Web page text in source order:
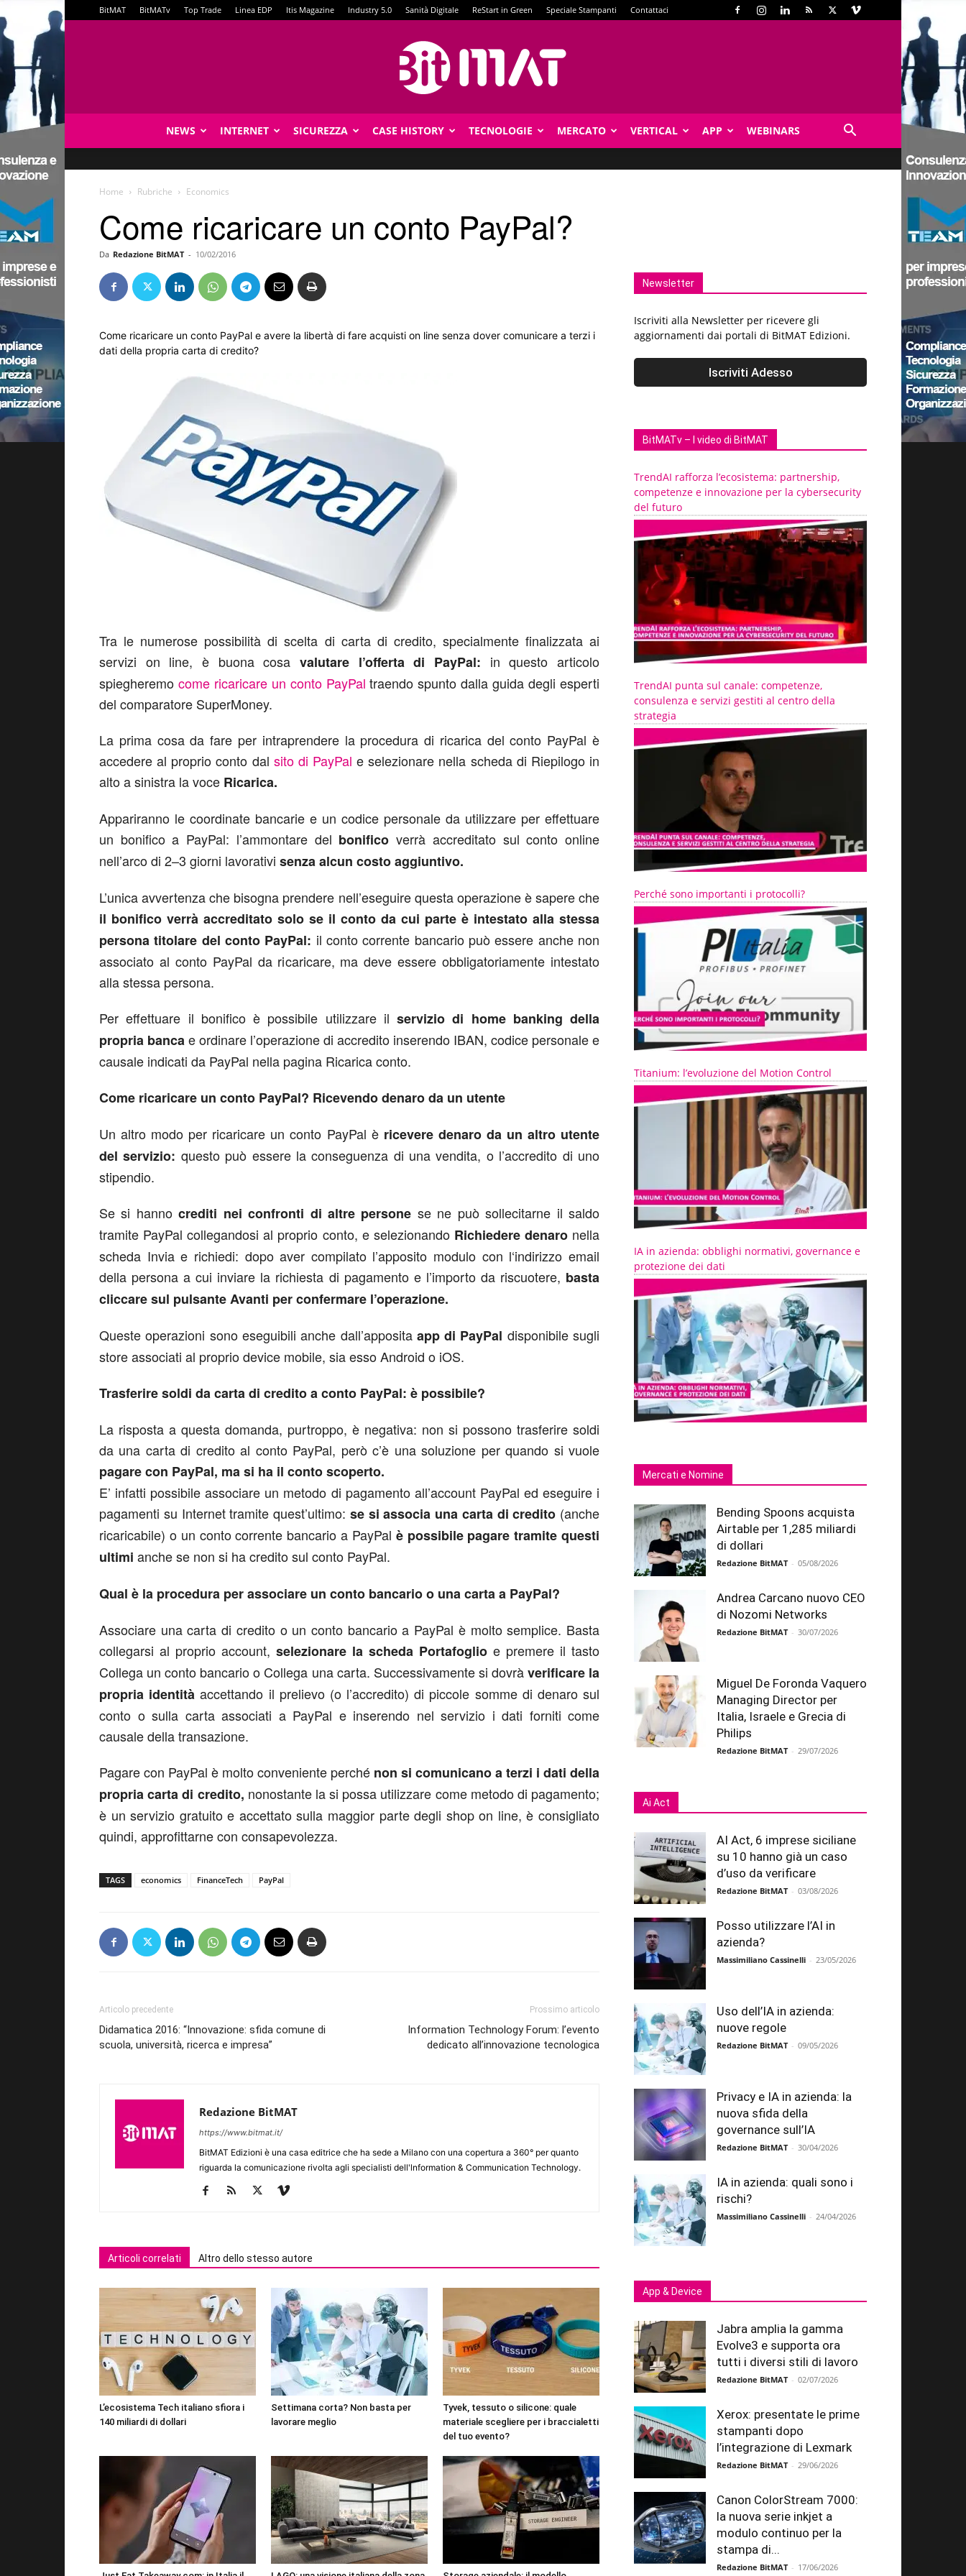
BitMAT BitMATv Top Trade Linea EDP Itis Magazine Industry 5.0 Sanità Digitale ReStart in Green Speciale Stampanti Contattaci
NEWS INTERNET SICUREZZA CASE HISTORY TECNOLOGIE MERCATO VERTICAL APP WEBINARS
Home Rubriche Economics
Come ricaricare un conto PayPal?
Da Redazione BitMAT - 10/02/2016
Come ricaricare un conto PayPal e avere la libertà di fare acquisti on line senza dover comunicare a terzi i
dati della propria carta di credito?
Tra le numerose possibilità di scelta di carta di credito, specialmente finalizzata ai
servizi on line, è buona cosa valutare l’offerta di PayPal: in questo articolo
spiegheremo come ricaricare un conto PayPal traendo spunto dalla guida degli esperti
del comparatore SuperMoney.
La prima cosa da fare per intraprendere la procedura di ricarica del conto PayPal è
accedere al proprio conto dal sito di PayPal e selezionare nella scheda di Riepilogo in
alto a sinistra la voce Ricarica.
Appariranno le coordinate bancarie e un codice personale da utilizzare per effettuare
un bonifico a PayPal: l’ammontare del bonifico verrà accreditato sul conto online
nell’arco di 2–3 giorni lavorativi senza alcun costo aggiuntivo.
L’unica avvertenza che bisogna prendere nell’eseguire questa operazione è sapere che
il bonifico verrà accreditato solo se il conto da cui parte è intestato alla stessa
persona titolare del conto PayPal: il conto corrente bancario può essere anche non
associato al conto PayPal da ricaricare, ma deve essere obbligatoriamente intestato
alla stessa persona.
Per effettuare il bonifico è possibile utilizzare il servizio di home banking della
propria bancae ordinare l’operazione di accredito inserendo IBAN, codice personale e
causale indicati da PayPal nella pagina Ricarica conto.
Come ricaricare un conto PayPal? Ricevendo denaro da un utente
Un altro modo per ricaricare un conto PayPal è ricevere denaro da un altro utente
del servizio: questo può essere la conseguenza di una vendita, o l’accredito di uno
stipendio.
Se si hannocrediti nei confronti di altre persone se ne può sollecitarne il saldo
tramite PayPal collegandosi al proprio conto, e selezionando Richiedere denaro nella
scheda Invia e richiedi: dopo aver compilato l’apposito modulo con l‘indirizzo email
della persona a cui inviare la richiesta di pagamento e l’importo da riscuotere, basta
cliccare sul pulsante Avanti per confermare l’operazione.
Queste operazioni sono eseguibili anche dall’apposita app di PayPal disponibile sugli
store associati al proprio device mobile, sia esso Android o iOS.
Trasferire soldi da carta di credito a conto PayPal: è possibile?
La risposta a questa domanda, purtroppo, è negativa: non si possono trasferire soldi
da una carta di credito al conto PayPal, però c’è una soluzione per quando si vuole
pagare con PayPal, ma si ha il conto scoperto.
E’ infatti possibile associare un metodo di pagamento all’account PayPal ed eseguire i
pagamenti su Internet tramite quest’ultimo: se si associa una carta di credito (anche
ricaricabile) o un conto corrente bancario a PayPal è possibile pagare tramite questi
ultimi anche se non si ha credito sul conto PayPal.
Qual è la procedura per associare un conto bancario o una carta a PayPal?
Associare una carta di credito o un conto bancario a PayPal è molto semplice. Basta
collegarsi al proprio account, selezionare la scheda Portafoglio e premere il tasto
Collega un conto bancario o Collega una carta. Successivamente si dovràverificare la
propria identitàaccettando il prelievo (o l’accredito) di piccole somme di denaro sul
conto o sulla carta associati a PayPal e inserendo nel servizio i dati forniti come
causale della transazione.
Pagare con PayPal è molto conveniente perché non si comunicano a terzi i dati della
propria carta di credito, nonostante la si possa utilizzare come metodo di pagamento;
è un servizio gratuito e accettato sulla maggior parte degli shop on line, è consigliato
quindi, approfittarne con consapevolezza.
TAGS economics FinanceTech PayPal
Articolo precedente
Didamatica 2016: “Innovazione: sfida comune di
scuola, università, ricerca e impresa”
Prossimo articolo
Information Technology Forum: l’evento
dedicato all’innovazione tecnologica
Redazione BitMAT
https://www.bitmat.it/
BitMAT Edizioni è una casa editrice che ha sede a Milano con una copertura a 360° per quanto
riguarda la comunicazione rivolta agli specialisti dell'lnformation & Communication Technology.
Articoli correlati Altro dello stesso autore
L’ecosistema Tech italiano sfiora i
140 miliardi di dollari
Settimana corta? Non basta per
lavorare meglio
Tyvek, tessuto o silicone: quale
materiale scegliere per i braccialetti
del tuo evento?
Newsletter
Iscriviti alla Newsletter per ricevere gli
aggiornamenti dai portali di BitMAT Edizioni.
BitMATv – I video di BitMAT
TrendAI rafforza l’ecosistema: partnership,
competenze e innovazione per la cybersecurity
del futuro
TrendAI punta sul canale: competenze,
consulenza e servizi gestiti al centro della
strategia
Perché sono importanti i protocolli?
Titanium: l’evoluzione del Motion Control
IA in azienda: obblighi normativi, governance e
protezione dei dati
Mercati e Nomine
Bending Spoons acquista
Airtable per 1,285 miliardi
di dollari
Redazione BitMAT - 05/08/2026
Andrea Carcano nuovo CEO
di Nozomi Networks
Redazione BitMAT - 30/07/2026
Miguel De Foronda Vaquero
Managing Director per
Italia, Israele e Grecia di
Philips
Redazione BitMAT - 29/07/2026
Ai Act
AI Act, 6 imprese siciliane
su 10 hanno già un caso
d’uso da verificare
Redazione BitMAT - 03/08/2026
Posso utilizzare l’AI in
azienda?
Massimiliano Cassinelli - 23/05/2026
Uso dell’IA in azienda:
nuove regole
Redazione BitMAT - 09/05/2026
Privacy e IA in azienda: la
nuova sfida della
governance sull’IA
Redazione BitMAT - 30/04/2026
IA in azienda: quali sono i
rischi?
Massimiliano Cassinelli - 24/04/2026
App & Device
Jabra amplia la gamma
Evolve3 e supporta ora
tutti i diversi stili di lavoro
Redazione BitMAT - 02/07/2026
Xerox: presentate le prime
stampanti dopo
l’integrazione di Lexmark
Redazione BitMAT - 29/06/2026
Canon ColorStream 7000:
la nuova serie inkjet a
modulo continuo per la
stampa di...
Redazione BitMAT - 17/06/2026